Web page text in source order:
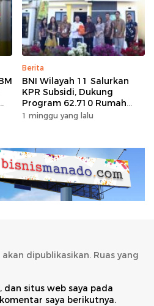
Berita
BNI Wilayah 11 Salurkan
KPR Subsidi, Dukung
Program 62.710 Rumah
Bersubsidi
1 minggu yang lalu
dipublikasikan. Ruas yang
dan situs web saya pada
saya berikutnya.